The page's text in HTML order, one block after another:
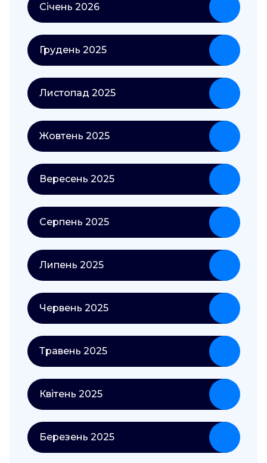
Січень 2026
Грудень 2025
Листопад 2025
Жовтень 2025
Вересень 2025
Серпень 2025
Липень 2025
Червень 2025
Травень 2025
Квітень 2025
Березень 2025